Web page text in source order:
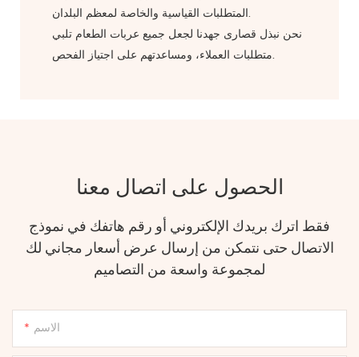
المتطلبات القياسية والخاصة لمعظم البلدان.
نحن نبذل قصارى جهدنا لجعل جميع عربات الطعام تلبي
متطلبات العملاء، ومساعدتهم على اجتياز الفحص.
الحصول على اتصال معنا
فقط اترك بريدك الإلكتروني أو رقم هاتفك في نموذج
الاتصال حتى نتمكن من إرسال عرض أسعار مجاني لك
لمجموعة واسعة من التصاميم
الاسم